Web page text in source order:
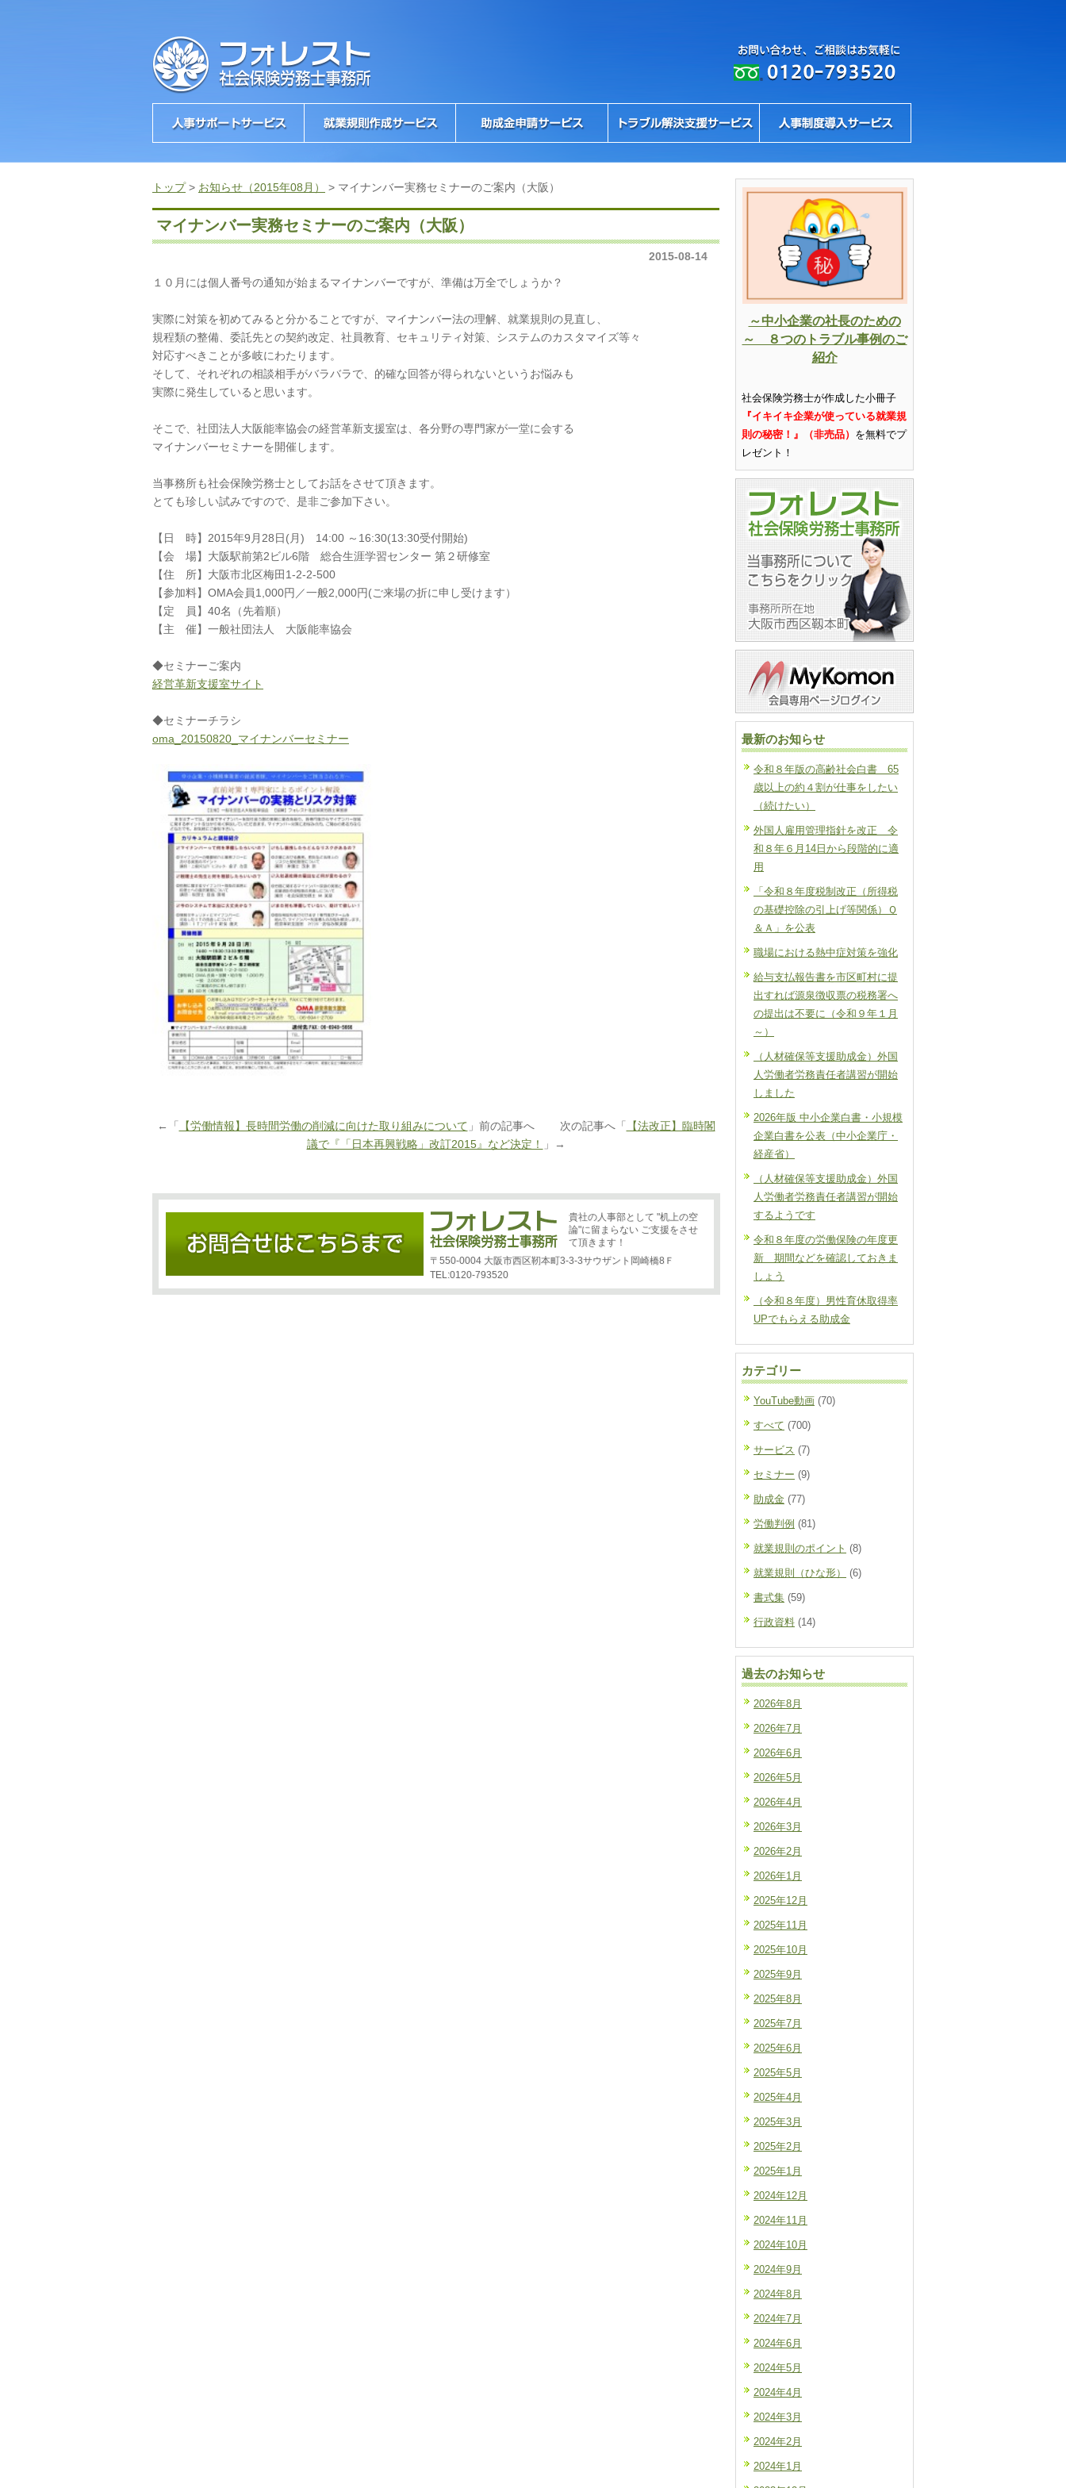
トップ> お知らせ（2015年08月） > マイナンバー実務セミナーのご案内（大阪）
マイナンバー実務セミナーのご案内（大阪）
2015-08-14
１０月には個人番号の通知が始まるマイナンバーですが、準備は万全でしょうか？
実際に対策を初めてみると分かることですが、マイナンバー法の理解、就業規則の見直し、
規程類の整備、委託先との契約改定、社員教育、セキュリティ対策、システムのカスタマイズ等々
対応すべきことが多岐にわたります。
そして、それぞれの相談相手がバラバラで、的確な回答が得られないというお悩みも
実際に発生していると思います。
そこで、社団法人大阪能率協会の経営革新支援室は、各分野の専門家が一堂に会する
マイナンバーセミナーを開催します。
当事務所も社会保険労務士としてお話をさせて頂きます。
とても珍しい試みですので、是非ご参加下さい。
【日 時】2015年9月28日(月) 14:00 ～16:30(13:30受付開始)
【会 場】大阪駅前第2ビル6階 総合生涯学習センター 第２研修室
【住 所】大阪市北区梅田1-2-2-500
【参加料】OMA会員1,000円／一般2,000円(ご来場の折に申し受けます）
【定 員】40名（先着順）
【主 催】一般社団法人 大阪能率協会
◆セミナーご案内
経営革新支援室サイト
◆セミナーチラシ
oma_20150820_マイナンバーセミナー
←「 【労働情報】長時間労働の削減に向けた取り組みについて 」前の記事へ 次の記事へ「
【法改正】臨時閣
議で『「日本再興戦略」改訂2015』など決定！
」→
貴社の人事部として "机上の空
論"に留まらない ご支援をさせ
て頂きます！
〒550-0004 大阪市西区靭本町3-3-3サウザント岡崎橋8Ｆ
TEL:0120-793520
～中小企業の社長のための
～ ８つのトラブル事例のご
紹介
社会保険労務士が作成した小冊子
『イキイキ企業が使っている就業規
則の秘密！』（非売品） を無料でプ
レゼント ！
最新のお知らせ
令和８年版の高齢社会白書 65
歳以上の約４割が仕事をしたい
（続けたい）
外国人雇用管理指針を改正 令
和８年６月14日から段階的に適
用
「令和８年度税制改正（所得税
の基礎控除の引上げ等関係）Ｑ
＆Ａ」を公表
職場における熱中症対策を強化
給与支払報告書を市区町村に提
出すれば源泉徴収票の税務署へ
の提出は不要に（令和９年１月
～）
（人材確保等支援助成金）外国
人労働者労務責任者講習が開始
しました
2026年版 中小企業白書・小規模
企業白書を公表（中小企業庁・
経産省）
（人材確保等支援助成金）外国
人労働者労務責任者講習が開始
するようです
令和８年度の労働保険の年度更
新 期間などを確認しておきま
しょう
（令和８年度）男性育休取得率
UPでもらえる助成金
カテゴリー
YouTube動画 (70)
すべて (700)
サービス (7)
セミナー (9)
助成金 (77)
労働判例 (81)
就業規則のポイント (8)
就業規則（ひな形） (6)
書式集 (59)
行政資料 (14)
過去のお知らせ
2026年8月
2026年7月
2026年6月
2026年5月
2026年4月
2026年3月
2026年2月
2026年1月
2025年12月
2025年11月
2025年10月
2025年9月
2025年8月
2025年7月
2025年6月
2025年5月
2025年4月
2025年3月
2025年2月
2025年1月
2024年12月
2024年11月
2024年10月
2024年9月
2024年8月
2024年7月
2024年6月
2024年5月
2024年4月
2024年3月
2024年2月
2024年1月